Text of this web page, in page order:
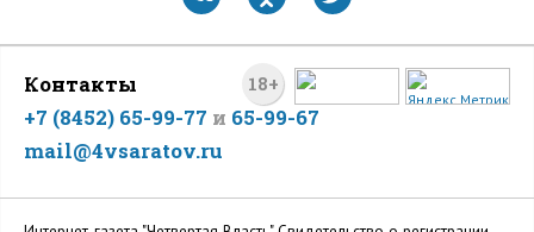
18+
Контакты
+7 (8452) 65-99-77 и 65-99-67
mail@4vsaratov.ru